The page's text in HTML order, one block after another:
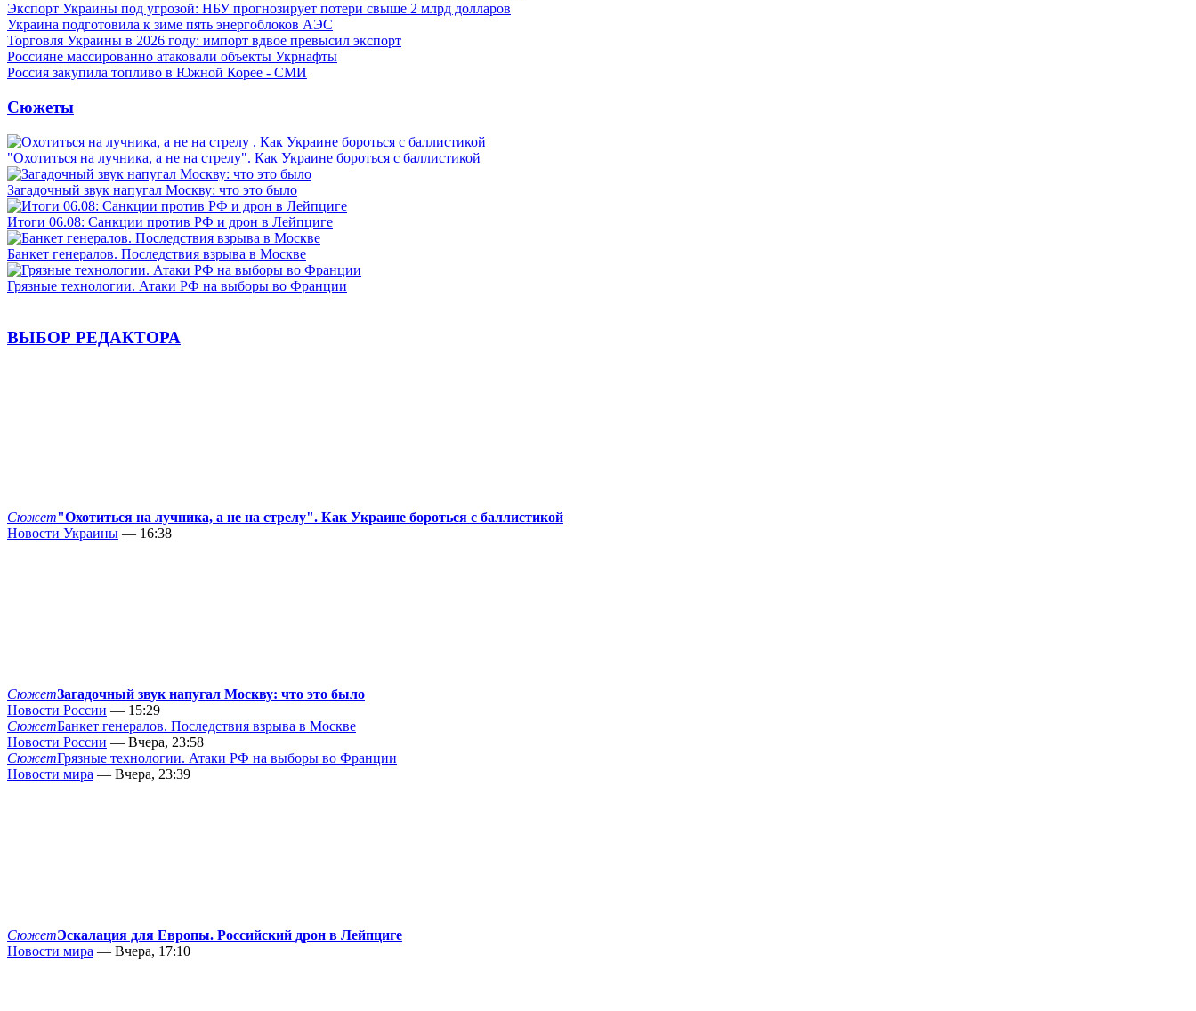
Экспорт Украины под угрозой: НБУ прогнозирует потери свыше 2 млрд долларов
Украина подготовила к зиме пять энергоблоков АЭС
Торговля Украины в 2026 году: импорт вдвое превысил экспорт
Россияне массированно атаковали объекты Укрнафты
Россия закупила топливо в Южной Корее - СМИ
Сюжеты
"Охотиться на лучника, а не на стрелу". Как Украине бороться с баллистикой
Загадочный звук напугал Москву: что это было
Итоги 06.08: Санкции против РФ и дрон в Лейпциге
Банкет генералов. Последствия взрыва в Москве
Грязные технологии. Атаки РФ на выборы во Франции
ВЫБОР РЕДАКТОРА
Сюжет"Охотиться на лучника, а не на стрелу". Как Украине бороться с баллистикой
Новости Украины — 16:38
СюжетЗагадочный звук напугал Москву: что это было
Новости России — 15:29
СюжетБанкет генералов. Последствия взрыва в Москве
Новости России — Вчера, 23:58
СюжетГрязные технологии. Атаки РФ на выборы во Франции
Новости мира — Вчера, 23:39
СюжетЭскалация для Европы. Российский дрон в Лейпциге
Новости мира — Вчера, 17:10